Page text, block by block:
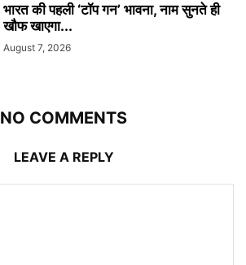
भारत की पहली ‘टॉप गन’ भावना, नाम सुनते ही
खौफ खाएगा...
August 7, 2026
NO COMMENTS
LEAVE A REPLY